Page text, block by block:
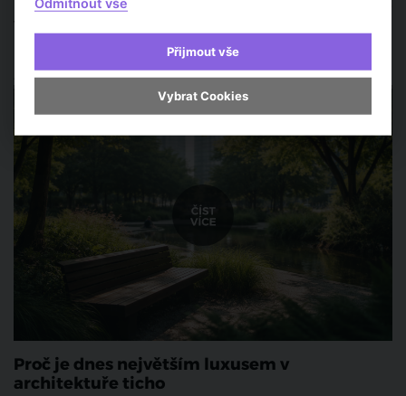
nové možnosti pro architekty, developery i běžné uživatele. Jaké
měst? Podívejme se na to blíže.
Architektura a urbanismus
Proč je dnes největším luxusem v
architektuře ticho
Přijmout vše
Vybrat Cookies